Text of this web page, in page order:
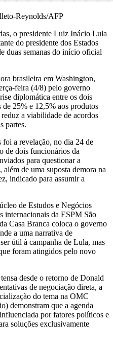
Reynolds/AFP
o presidente Luiz Inácio Lula
do presidente dos Estados
duas semanas do início oficial
brasileira em Washington,
feira (4/8) pelo governo
diplomática entre os dois
de 25% e 12,5% aos produtos
a viabilidade de acordos
partes.
foi a revelação, no dia 24 de
de dois funcionários da
para questionar a
além de uma suposta demora na
indicado para assumir a
de Estudos e Negócios
internacionais da ESPM São
Casa Branca coloca o governo
a uma narrativa de
útil à campanha de Lula, mas
foram atingidos pelo novo
desde o retorno de Donald
de negociação direta, a
do tema na OMC
demonstram que a agenda
por fatores políticos e
soluções exclusivamente